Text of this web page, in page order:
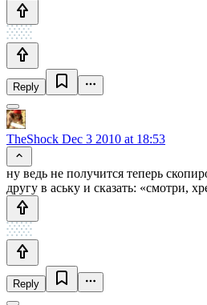
Reply
TheShock Dec 3 2010 at 18:53
ну ведь не получится теперь
другу в аську и сказать: «смотри,
Reply